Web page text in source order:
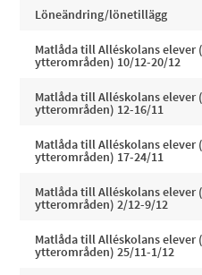
Löneändring/lönetillägg
Matlåda till Alléskolans elever
ytterområden) 10/12-20/12
Matlåda till Alléskolans elever
ytterområden) 12-16/11
Matlåda till Alléskolans elever
ytterområden) 17-24/11
Matlåda till Alléskolans elever
ytterområden) 2/12-9/12
Matlåda till Alléskolans elever
ytterområden) 25/11-1/12